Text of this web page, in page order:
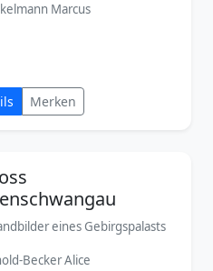
Marcus
Merken
eines Gebirgspalasts
Becker Alice